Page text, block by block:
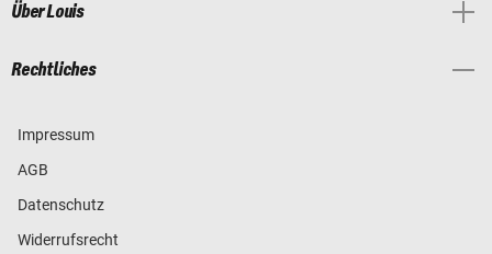
Über Louis
Rechtliches
Impressum
AGB
Datenschutz
Widerrufsrecht